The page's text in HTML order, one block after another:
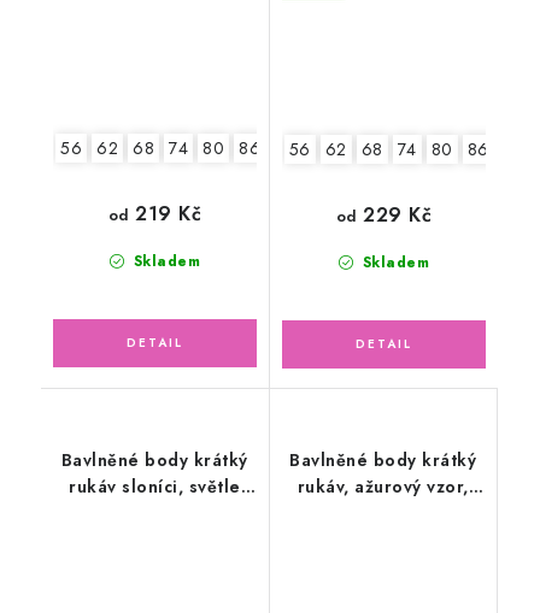
56 62 68 74 80 86 92
Skladem
od 219 Kč
56 62 68 74 80 86
Skladem
od 229 Kč
Bavlněné body krátký
rukáv sloníci, světle
Bavlněné body krátký
rukáv, ažurový vzor,